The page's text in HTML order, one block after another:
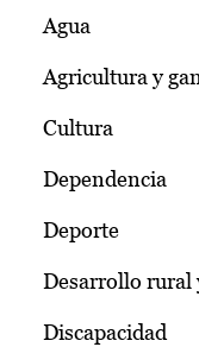
Agua
Agricultura y
Cultura
Dependencia
Deporte
Desarrollo rural
Discapacidad